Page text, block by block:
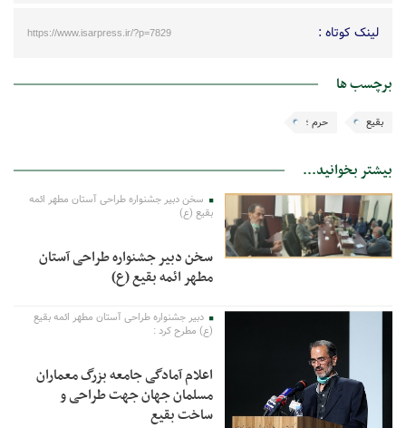
لینک کوتاه : https://www.isarpress.ir/?p=7829
برچسب ها
بقیع حرم ؛
بیشتر بخوانید...
سخن دبیر جشنواره طراحی آستان مطهر ائمه
بقیع (ع)
سخن دبیر جشنواره طراحی آستان
مطهر ائمه بقیع (ع)
دبیر جشنواره طراحی آستان مطهر ائمه بقیع
(ع) مطرح کرد :
اعلام آمادگی جامعه بزرگ معماران
مسلمان جهان جهت طراحی و
ساخت بقیع